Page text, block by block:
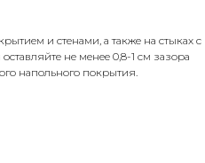
и стенами, а также на стыках с
не менее 0,8-1 см зазора
напольного покрытия.